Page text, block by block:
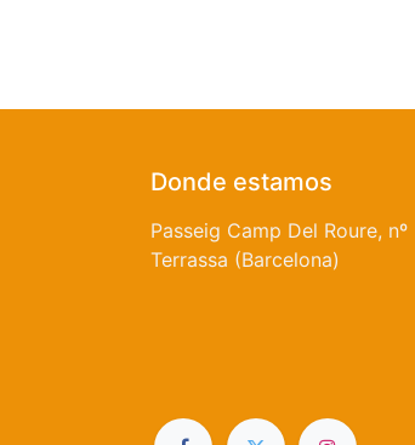
Donde estamos
Passeig Camp Del Roure,
Terrassa (Barcelona)